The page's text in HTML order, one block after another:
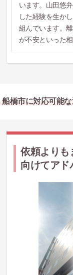
います。山田悠
した経験を生か
組んでいます。
が不安といった
船橋市に対応可能
依頼よりも
向けてアド